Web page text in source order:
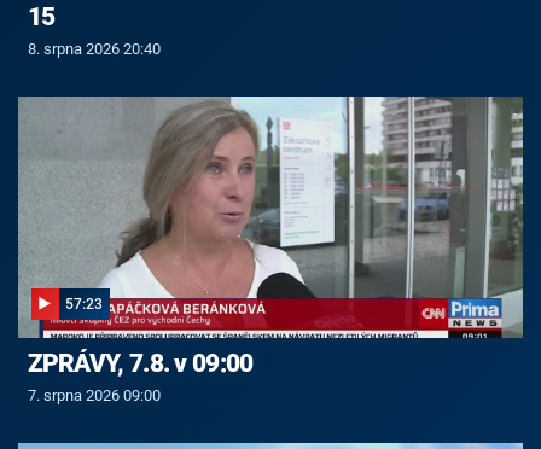
15
8. srpna 2026 20:40
57:23
ZPRÁVY, 7.8. v 09:00
7. srpna 2026 09:00